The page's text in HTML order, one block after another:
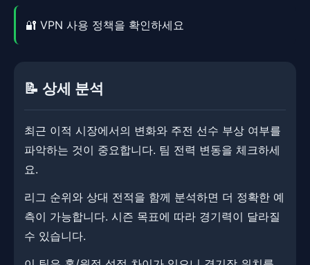
🔐 VPN 사용 정책을 확인하세요
📝 상세 분석
최근 이적 시장에서의 변화와 주전 선수 부상 여부를
파악하는 것이 중요합니다. ​​팀 전력 변동을 체크하세
요.
리그 순위와 상대 전적을 함께 분석하면 더 정확한 예
측이 가능합니다. 시즌 목표에 따라 경기력이 달라질
수 있습니다.